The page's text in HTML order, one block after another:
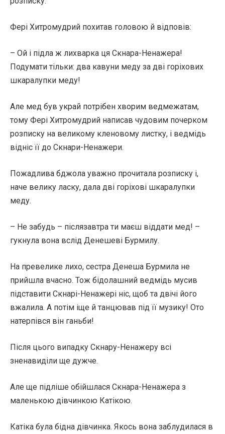
Фері Хитромудрий похитав головою й відповів:
– Ой і підла ж лихварка ця Скнара-Ненажера!
Подумати тільки: два кавуни меду за дві горіхових
шкаралупки меду!
Але мед був украй потрібен хворим ведмежатам,
тому Фері Хитромудрий написав чудовим почерком
розписку на великому кленовому листку, і ведмідь
відніс її до Скнари-Ненажери.
Пожадлива бджола уважно прочитала розписку і,
наче велику ласку, дала дві горіхові шкаралупки
меду.
– Не забудь – післязавтра ти маєш віддати мед! –
гукнула вона вслід Денешеві Бурмилу.
На превелике лихо, сестра Денеша Бурмила не
прийшла вчасно. Тож бідолашний ведмідь мусив
підставити Скнарі-Ненажері ніс, щоб та двічі його
вжалила. А потім іще й танцював під її музику! Ото
натерпівся він ганьби!
Після цього випадку Скнару-Ненажеру всі
зненавиділи ще дужче.
Але ще підліше обійшлася Скнара-Ненажера з
маленькою дівчинкою Катікою.
Катіка була бідна дівчинка. Якось вона заблудилася в